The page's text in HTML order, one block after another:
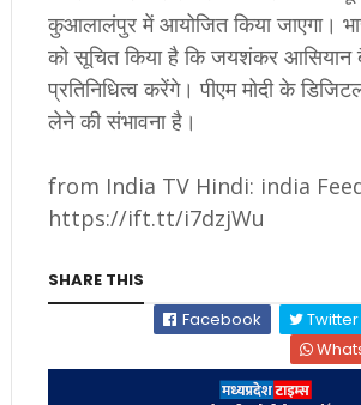
कुआलालंपुर में आयोजित किया जाएगा।
को सूचित किया है कि जयशंकर आसियान
प्रतिनिधित्व करेंगे। पीएम मोदी के
लेने की संभावना है।
from India TV Hindi: india
https://ift.tt/i7dzjWu
SHARE THIS
Facebook
Twitter